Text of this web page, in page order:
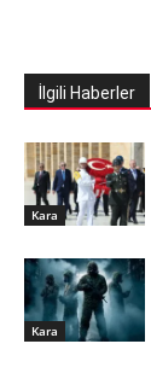
İlgili Haberler
Kara
Kara